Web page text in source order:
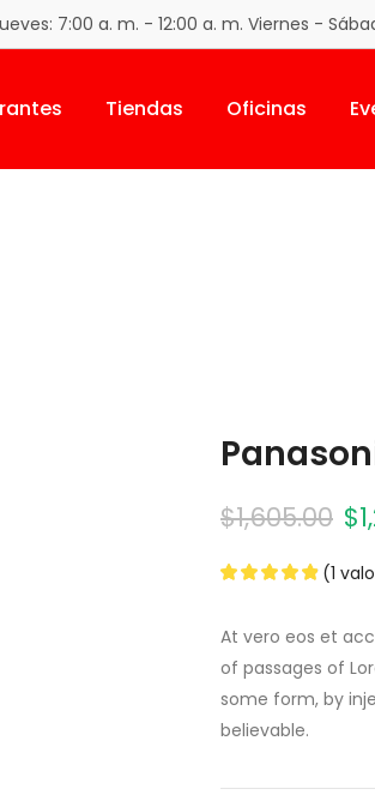
7:00 a. m. - 12:00 a. m. Viernes -
Tiendas Oficinas
$1,605.00 $
(1
At vero eos et
of passages of
some form, by
believable.